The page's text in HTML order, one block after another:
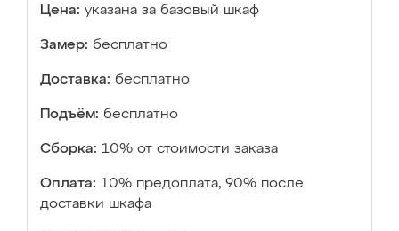
Цена: указана за базовый шкаф
Замер: бесплатно
Доставка: бесплатно
Подъём: бесплатно
Сборка: 10% от стоимости заказа
Оплата: 10% предоплата, 90% после
доставки шкафа